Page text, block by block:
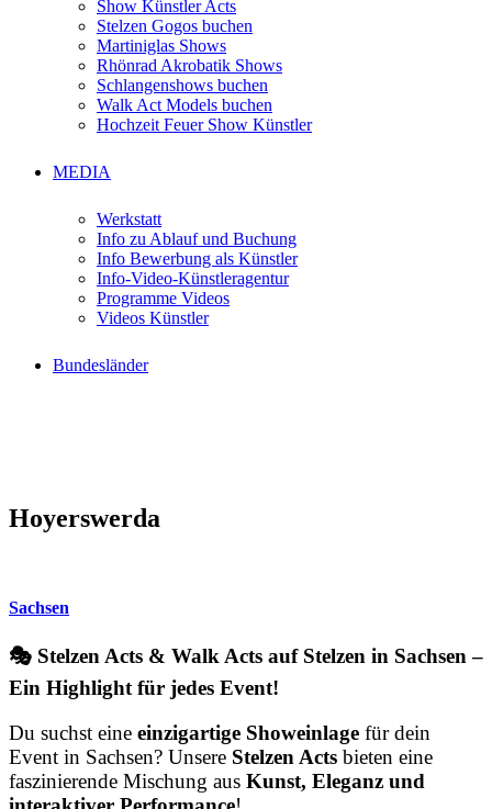
Show Künstler Acts
Stelzen Gogos buchen
Martiniglas Shows
Rhönrad Akrobatik Shows
Schlangenshows buchen
Walk Act Models buchen
Hochzeit Feuer Show Künstler
MEDIA
Werkstatt
Info zu Ablauf und Buchung
Info Bewerbung als Künstler
Info-Video-Künstleragentur
Programme Videos
Videos Künstler
Bundesländer
Hoyerswerda
Sachsen
🎭 Stelzen Acts & Walk Acts auf Stelzen in Sachsen –
Ein Highlight für jedes Event!
Du suchst eine einzigartige Showeinlage für dein
Event in Sachsen? Unsere Stelzen Acts bieten eine
faszinierende Mischung aus Kunst, Eleganz und